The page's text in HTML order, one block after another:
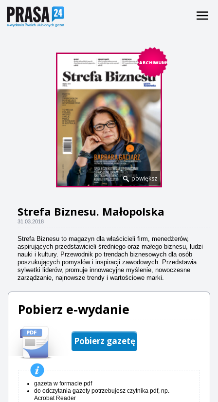
ARCHIWUM
powiększ
Strefa Biznesu. Małopolska
31.03.2018
Strefa Biznesu to magazyn dla właścicieli firm, menedżerów,
aspirujących przedstawicieli średniego oraz małego biznesu, ludzi
nauki i kultury. Przewodnik po trendach biznesowych dla osób
poszukujących pomysłów i inspiracji zawodowych. Przedstawia
sylwetki liderów, promuje innowacyjne myślenie, nowoczesne
zarządzanie, najnowsze trendy i wartościowe marki.
Pobierz e-wydanie
Pobierz gazetę
gazeta w formacie pdf
do odczytania gazety potrzebujesz czytnika pdf, np.
Acrobat Reader